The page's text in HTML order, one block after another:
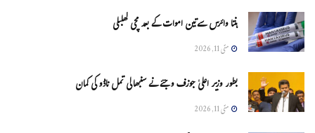
ہنتا وائرس سےتین اموات کے بعد مچی کھلبلی
مئی 11, 2026
بطور وزیر اعلیٰ جوزف وجئے نے سنبھالی تمل ناڈو کی کمان
مئی 11, 2026